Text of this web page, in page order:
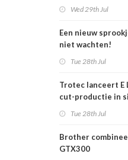
Wed 29th Jul
Een nieuw
niet wachten!
Tue 28th Jul
Trotec lanceert
cut-productie in
Tue 28th Jul
Brother
GTX300